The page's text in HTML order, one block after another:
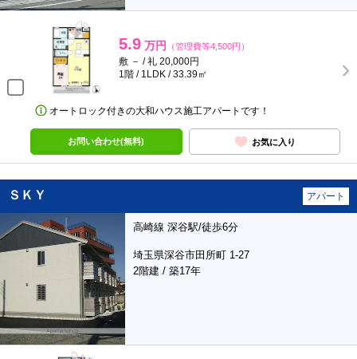
5.9 万円 （管理費等4,500円）
敷 － / 礼 20,000円
1階 / 1LDK / 33.39㎡
オートロック付きの大和ハウス施工アパートです！
お問い合わせ(無料) お気に入り
ＳＫＹ アパート
高崎線 深谷駅/徒歩6分
埼玉県深谷市田所町 1-27
2階建 / 築17年